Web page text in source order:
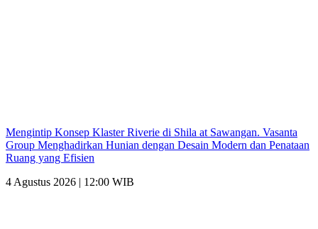
Mengintip Konsep Klaster Riverie di Shila at Sawangan. Vasanta
Group Menghadirkan Hunian dengan Desain Modern dan Penataan
Ruang yang Efisien
4 Agustus 2026 | 12:00 WIB